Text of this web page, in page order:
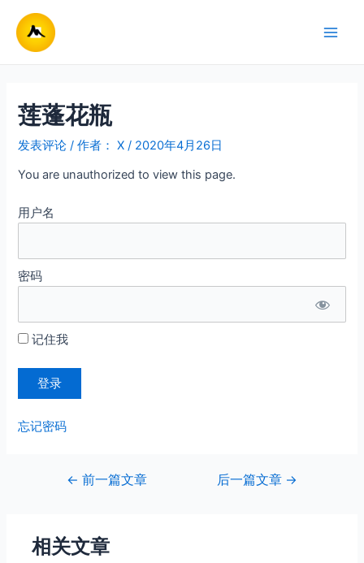
莲蓬花瓶
发表评论 / 作者： X/ 2020年4月26日
You are unauthorized to view this page.
用户名
密码
记住我
忘记密码
航
← 前一篇文章 后一篇文章 →
相关文章